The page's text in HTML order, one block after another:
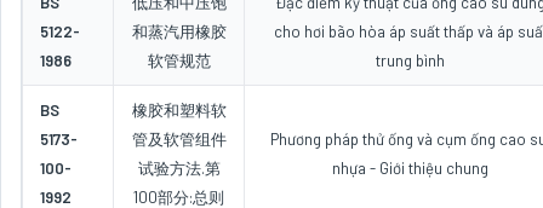
5122-
1986
和蒸汽用橡胶
软管规范
cho hơi bão hòa áp suất thấp và áp
trung bình
BS
5173-
100-
1992
橡胶和塑料软
管及软管组件
试验方法.第
100部分:总则
Phương pháp thử ống và cụm ống cao
nhựa - Giới thiệu chung